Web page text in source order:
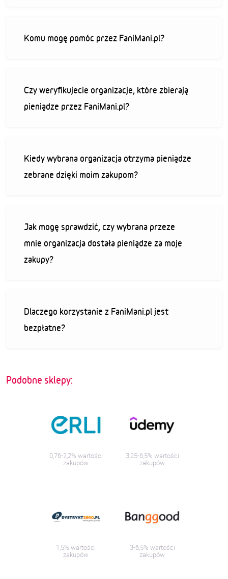
Komu mogę pomóc przez FaniMani.pl?
Czy weryfikujecie organizacje, które zbierają
pieniądze przez FaniMani.pl?
Kiedy wybrana organizacja otrzyma pieniądze
zebrane dzięki moim zakupom?
Jak mogę sprawdzić, czy wybrana przeze
mnie organizacja dostała pieniądze za moje
zakupy?
Dlaczego korzystanie z FaniMani.pl jest
bezpłatne?
Podobne sklepy:
0,76-2,2% wartości
zakupów
3,25-6,5% wartości
zakupów
1,5% wartości
zakupów
3-6,5% wartości
zakupów